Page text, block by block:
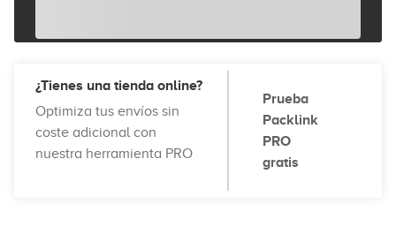
¿Tienes una tienda online?
Optimiza tus envíos sin
coste adicional con
nuestra herramienta PRO
Prueba
Packlink
PRO
gratis